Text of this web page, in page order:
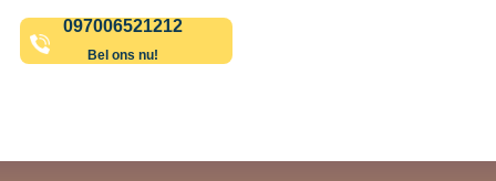
097006521212
Bel ons nu!